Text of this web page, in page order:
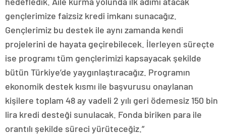
gençlerimize faizsiz kredi imkanı sunacağız.
Gençlerimiz bu destek ile aynı zamanda kendi
projelerini de hayata geçirebilecek. İlerleyen süreçte
ise programı tüm gençlerimizi kapsayacak şekilde
bütün Türkiye’de yaygınlaştıracağız. Programın
ekonomik destek kısmı ile başvurusu onaylanan
kişilere toplam 48 ay vadeli 2 yılı geri ödemesiz 150 bin
lira kredi desteği sunulacak. Fonda biriken para ile
orantılı şekilde süreci yürüteceğiz.”